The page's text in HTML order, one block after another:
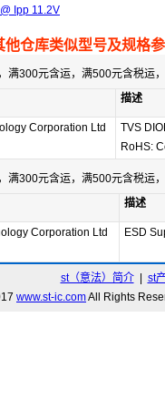
Ipp 11.2V
他仓库类似型号及规格
300元含运，满500元含税运
描述
Corporation Ltd
TVS
RoHS:
300元含运，满500元含税运
描述
Corporation Ltd ESD
st（意法）简介| st
www.st-ic.comAll Rights